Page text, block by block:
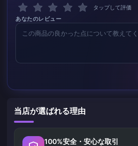
タップして評価
あなたのレビュー
当店が選ばれる理由
100%安全・安心な取引